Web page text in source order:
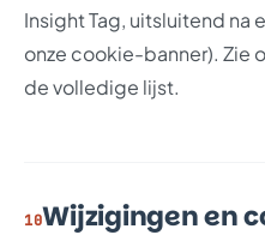
Insight Tag, uitsluitend
onze cookie-banner). Zie
de volledige lijst.
10Wijzigingen en